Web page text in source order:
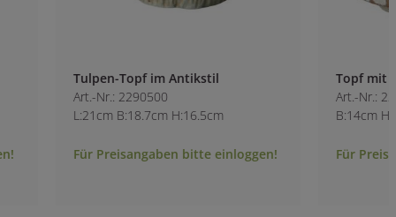
Tulpen-Topf im Antikstil
Art.-Nr.: 2290500
L:21cm B:18.7cm H:16.5cm
Für Preisangaben bitte einloggen!
Topf mit
Art.-Nr.: 2290800
B:14cm H:13cm
Für